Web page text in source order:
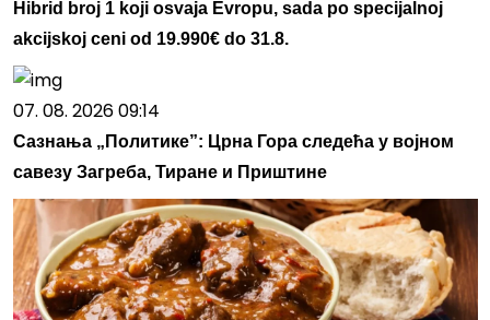
Hibrid broj 1 koji osvaja Evropu, sada po specijalnoj
akcijskoj ceni od 19.990€ do 31.8.
07. 08. 2026 09:14
Сазнања „Политике”: Црна Гора следећа у војном
савезу Загреба, Тиране и Приштине